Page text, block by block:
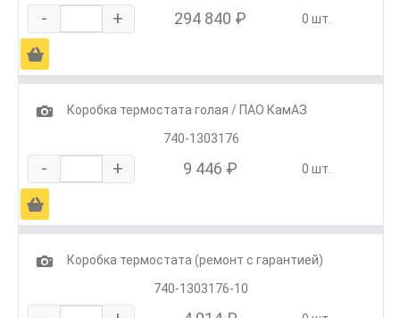
- + 294 840 ₽ 0 шт.
Ä
1
Коробка термостата голая / ПАО КамАЗ
740-1303176
- + 9 446 ₽ 0 шт.
Ä
1
Коробка термостата (ремонт с гарантией)
740-1303176-10